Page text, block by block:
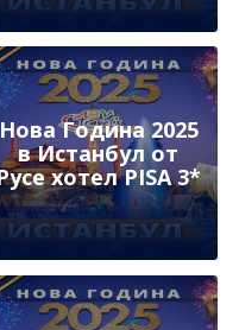
Нова Година 2025
в Истанбул от
Русе хотел PISA 3*